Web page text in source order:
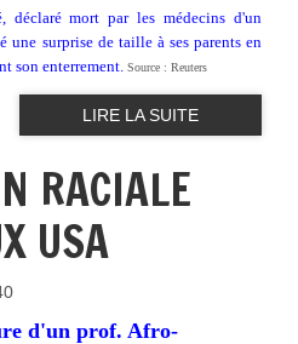
déclaré mort par les médecins d'un
une surprise de taille à ses parents en
son enterrement. Source : Reuters
LIRE LA SUITE
RACIALE
USA
d'un prof. Afro-